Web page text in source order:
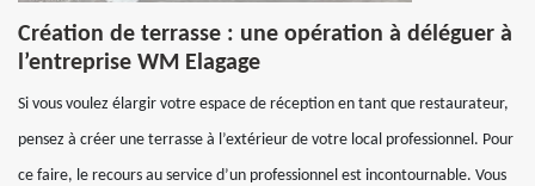
Création de terrasse : une opération à déléguer à
l’entreprise WM Elagage
Si vous voulez élargir votre espace de réception en tant que restaurateur,
pensez à créer une terrasse à l’extérieur de votre local professionnel. Pour
ce faire, le recours au service d’un professionnel est incontournable. Vous